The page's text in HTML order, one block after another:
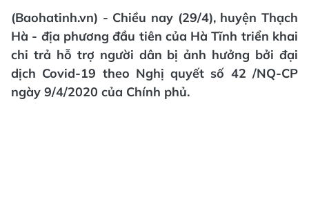
(Baohatinh.vn) - Chiều nay (29/4), huyện Thạch
Hà - địa phương đầu tiên của Hà Tĩnh triển khai
chi trả hỗ trợ người dân bị ảnh hưởng bởi đại
dịch Covid-19 theo Nghị quyết số 42 /NQ-CP
ngày 9/4/2020 của Chính phủ.